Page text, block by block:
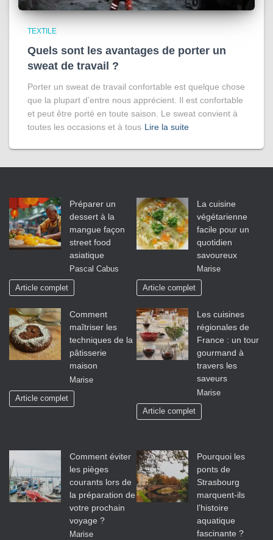
TEXTILE
Quels sont les avantages de porter un
sweat de travail ?
Porter un sweat de travail confortable est quelque chose
que la plupart d’entre nous apprécient. Il est confortable
et peut être porté en toute saison. Le sweat convient à
toutes les occasions et à tous Lire la suite
Préparer un
dessert à la
mangue façon
street food
asiatique
Pascal Cabus
Article complet
La cuisine
végétarienne
facile pour un
quotidien
savoureux
Marise
Article complet
Comment
maîtriser les
techniques de la
pâtisserie
maison
Marise
Article complet
Les cuisines
régionales de
France : un tour
gourmand à
travers les
saveurs
Marise
Article complet
Comment éviter
les pièges
courants lors de
la préparation de
votre prochain
voyage ?
Marise
Pourquoi les
ponts de
Strasbourg
marquent-ils
l’histoire
aquatique
fascinante ?